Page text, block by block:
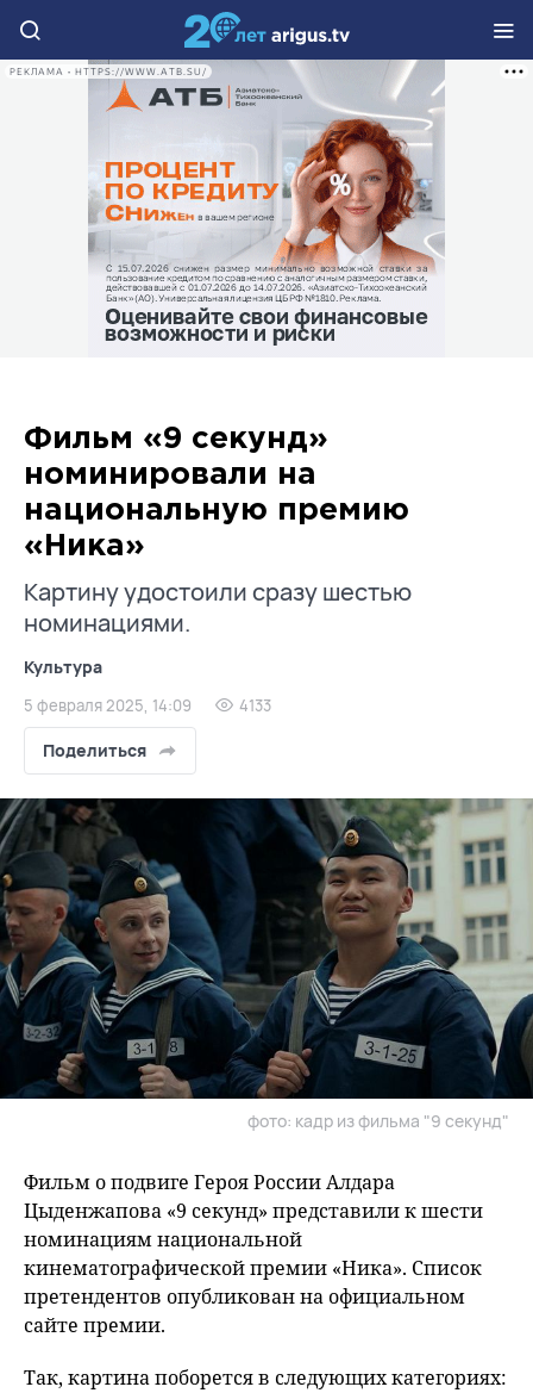
РЕКЛАМА • HTTPS://WWW.ATB.SU/
Фильм «9 секунд»
номинировали на
национальную премию
«Ника»
Картину удостоили сразу шестью
номинациями.
Культура
5 февраля 2025, 14:09 4133
Поделиться
фото: кадр из фильма "9 секунд"
Фильм о подвиге Героя России Алдара
Цыденжапова «9 секунд» представили к шести
номинациям национальной
кинематографической премии «Ника». Список
претендентов опубликован на официальном
сайте премии.
Так, картина поборется в следующих категориях: